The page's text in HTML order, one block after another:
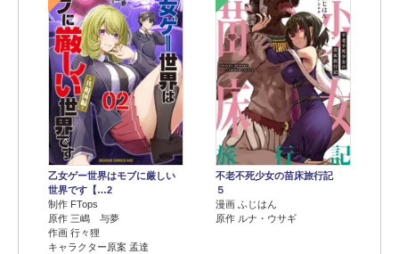
乙女ゲー世界はモブに厳しい
世界です【…2
制作 FTops
原作 三嶋 与夢
作画 行々狸
キャラクター原案 孟達
不老不死少女の苗床旅行記
５
漫画 ふじはん
原作 ルナ・ウサギ